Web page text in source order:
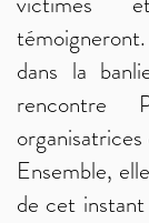
dans la
rencontre
Ensemble,
de cet